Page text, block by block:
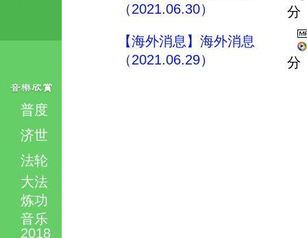
普度
济世
法轮
大法
炼功
音乐
2018
（2021.06.30）
分
【海外消息】海外消息
（2021.06.29）
分